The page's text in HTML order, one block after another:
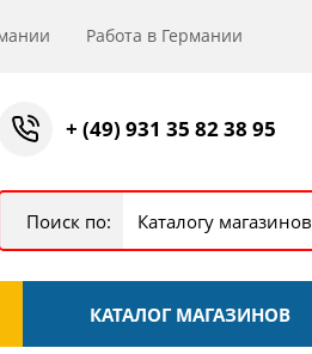
Работа в Германии
+ (49) 931 35 82 38 95
Поиск по: Каталогу магазинов
КАТАЛОГ МАГАЗИНОВ